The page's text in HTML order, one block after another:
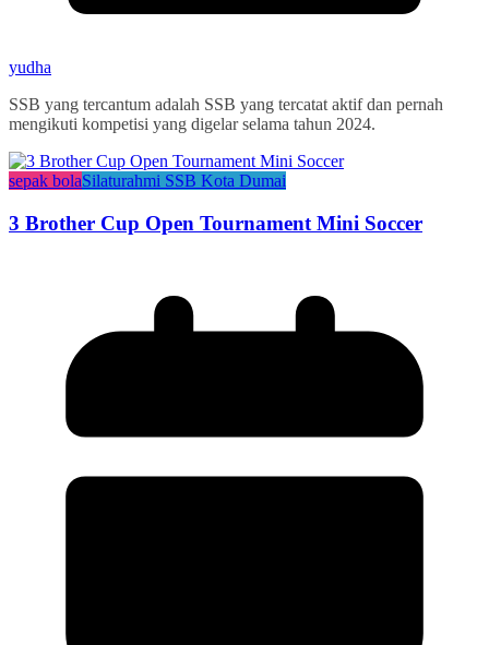
yudha
SSB yang tercantum adalah SSB yang tercatat aktif dan pernah
mengikuti kompetisi yang digelar selama tahun 2024.
sepak bolaSilaturahmi SSB Kota Dumai
3 Brother Cup Open Tournament Mini Soccer